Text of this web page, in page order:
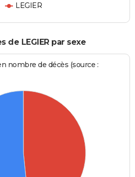
LEGIER
de LEGIER par sexe
nombre de décès (source :